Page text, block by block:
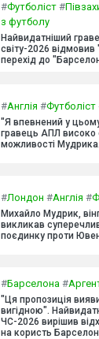
#Футболіст #
з футболу
Найвидатніший
світу-2026
перехід до
#Англія #Футболіст
"Я впевнений у
гравець АПЛ високо
можливості Мудрика.
#Лондон #Англія #
Михайло Мудрик,
викликав
поєдинку проти
#Барселона #
"Ця пропозиція
вигідною".
ЧС-2026 вирішив
на користь